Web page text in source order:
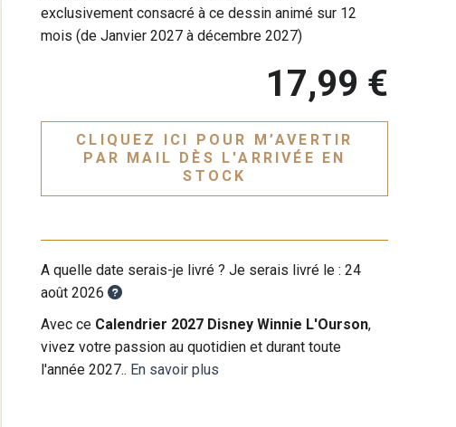
exclusivement consacré à ce dessin animé sur 12
mois (de Janvier 2027 à décembre 2027)
17,99 €
CLIQUEZ ICI POUR M’AVERTIR
PAR MAIL DÈS L'ARRIVÉE EN
STOCK
A quelle date serais-je livré ? Je serais livré le :24
août 2026
Avec ce Calendrier 2027 Disney Winnie L'Ourson,
vivez votre passion au quotidien et durant toute
l'année 2027.. En savoir plus